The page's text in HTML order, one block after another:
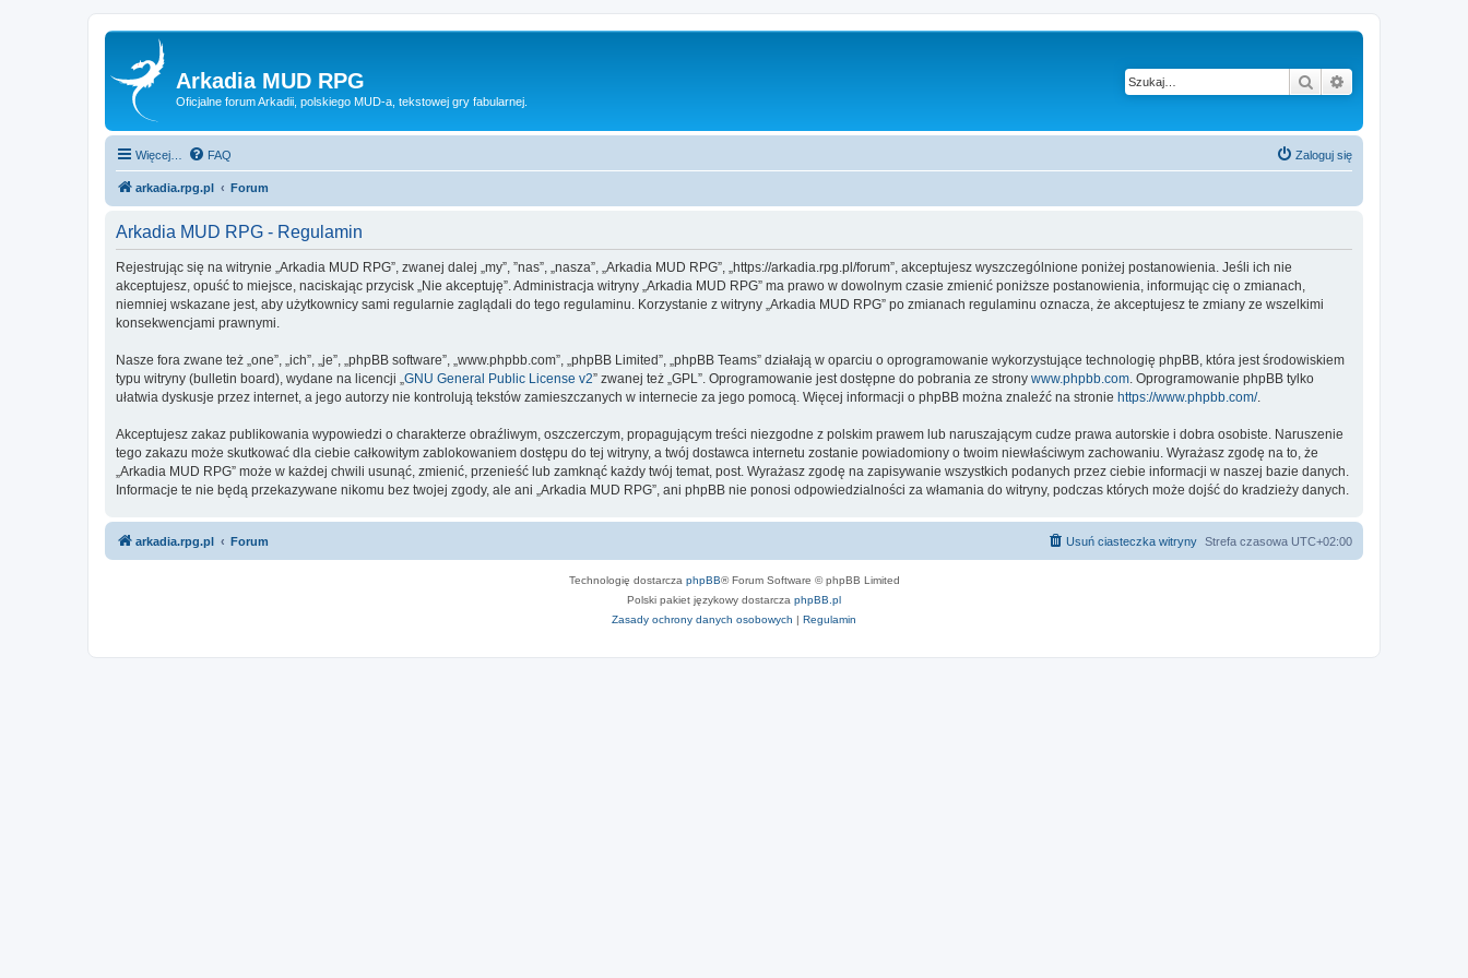
Arkadia MUD RPG
Oficjalne forum Arkadii, polskiego MUD-a, tekstowej gry fabularnej.
Szukaj
Więcej… FAQ Zaloguj się
arkadia.rpg.pl Forum
Arkadia MUD RPG - Regulamin
Rejestrując się na witrynie „Arkadia MUD RPG”, zwanej dalej „my”, ”nas”, „nasza”, „Arkadia MUD RPG”, „https://arkadia.rpg.pl/forum”, akceptujesz wyszczególnione poniżej postanowienia. Jeśli ich nie
akceptujesz, opuść to miejsce, naciskając przycisk „Nie akceptuję”. Administracja witryny „Arkadia MUD RPG” ma prawo w dowolnym czasie zmienić poniższe postanowienia, informując cię o zmianach,
niemniej wskazane jest, aby użytkownicy sami regularnie zaglądali do tego regulaminu. Korzystanie z witryny „Arkadia MUD RPG” po zmianach regulaminu oznacza, że akceptujesz te zmiany ze wszelkimi
konsekwencjami prawnymi.
Nasze fora zwane też „one”, „ich”, „je”, „phpBB software”, „www.phpbb.com”, „phpBB Limited”, „phpBB Teams” działają w oparciu o oprogramowanie wykorzystujące technologię phpBB, która jest środowiskiem
typu witryny (bulletin board), wydane na licencji „GNU General Public License v2” zwanej też „GPL”. Oprogramowanie jest dostępne do pobrania ze strony www.phpbb.com. Oprogramowanie phpBB tylko
ułatwia dyskusje przez internet, a jego autorzy nie kontrolują tekstów zamieszczanych w internecie za jego pomocą. Więcej informacji o phpBB można znaleźć na stronie https://www.phpbb.com/.
Akceptujesz zakaz publikowania wypowiedzi o charakterze obraźliwym, oszczerczym, propagującym treści niezgodne z polskim prawem lub naruszającym cudze prawa autorskie i dobra osobiste. Naruszenie
tego zakazu może skutkować dla ciebie całkowitym zablokowaniem dostępu do tej witryny, a twój dostawca internetu zostanie powiadomiony o twoim niewłaściwym zachowaniu. Wyrażasz zgodę na to, że
„Arkadia MUD RPG” może w każdej chwili usunąć, zmienić, przenieść lub zamknąć każdy twój temat, post. Wyrażasz zgodę na zapisywanie wszystkich podanych przez ciebie informacji w naszej bazie danych.
Informacje te nie będą przekazywane nikomu bez twojej zgody, ale ani „Arkadia MUD RPG”, ani phpBB nie ponosi odpowiedzialności za włamania do witryny, podczas których może dojść do kradzieży danych.
arkadia.rpg.pl Forum Strefa czasowa UTC+02:00
Usuń ciasteczka witryny
Technologię dostarcza phpBB® Forum Software © phpBB Limited
Polski pakiet językowy dostarcza phpBB.pl
Zasady ochrony danych osobowych | Regulamin